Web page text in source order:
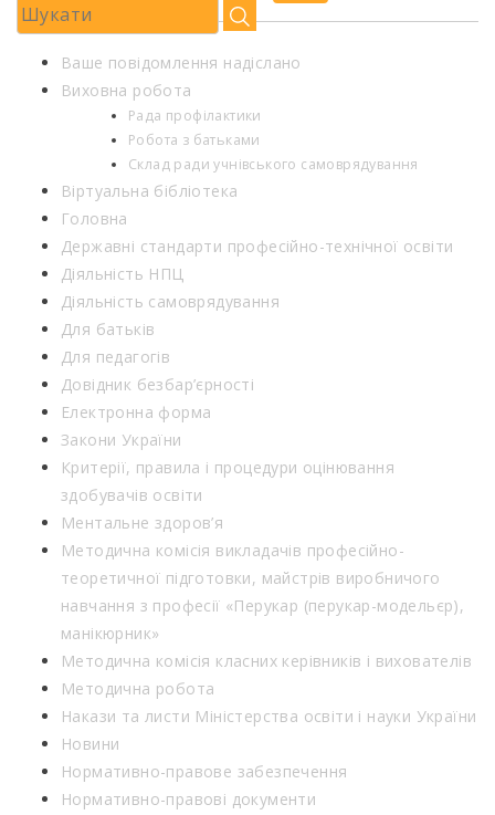
Ваше повідомлення надіслано
Виховна робота
Рада профілактики
Робота з батьками
Склад ради учнівського самоврядування
Віртуальна бібліотека
Головна
Державні стандарти професійно-технічної освіти
Діяльність НПЦ
Діяльність самоврядування
Для батьків
Для педагогів
Довідник безбар’єрності
Електронна форма
Закони України
Критерії, правила і процедури оцінювання
здобувачів освіти
Ментальне здоров’я
Методична комісія викладачів професійно-
теоретичної підготовки, майстрів виробничого
навчання з професії «Перукар (перукар-модельєр),
манікюрник»
Методична комісія класних керівників і вихователів
Методична робота
Накази та листи Міністерства освіти і науки України
Новини
Нормативно-правове забезпечення
Нормативно-правові документи